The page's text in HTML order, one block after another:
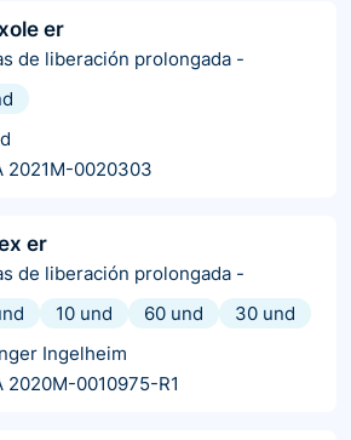
er
de liberación prolongada -
2021M-0020303
er
de liberación prolongada -
10 und 60 und
30 und
Ingelheim
2020M-0010975-R1